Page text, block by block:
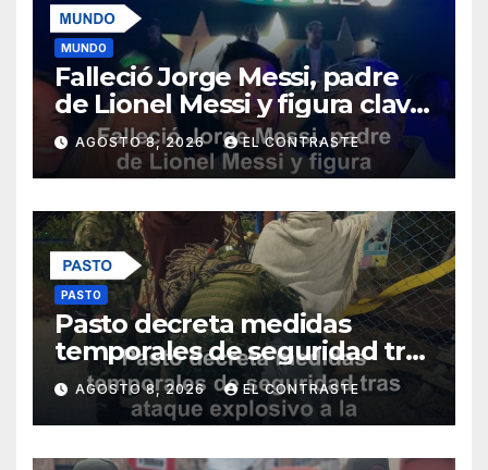
MUNDO
Falleció Jorge Messi, padre
de Lionel Messi y figura clave
en su carrera
AGOSTO 8, 2026 EL CONTRASTE
PASTO
Pasto decreta medidas
temporales de seguridad tras
ataque explosivo a la Policía
Metropolitana
AGOSTO 8, 2026 EL CONTRASTE